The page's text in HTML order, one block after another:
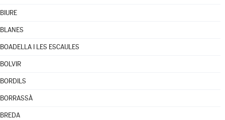
BIURE
BLANES
BOADELLA I LES ESCAULES
BOLVIR
BORDILS
BORRASSÀ
BREDA